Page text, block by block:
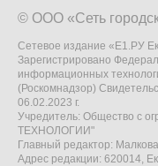
© ООО «Сеть
Сетевое издание «Е1.РУ
Зарегистрировано
информационных
(Роскомнадзор)
06.02.2023 г.
Учредитель: Общество с
ТЕХНОЛОГИИ"
Главный редактор:
Адрес редакции: 620014,